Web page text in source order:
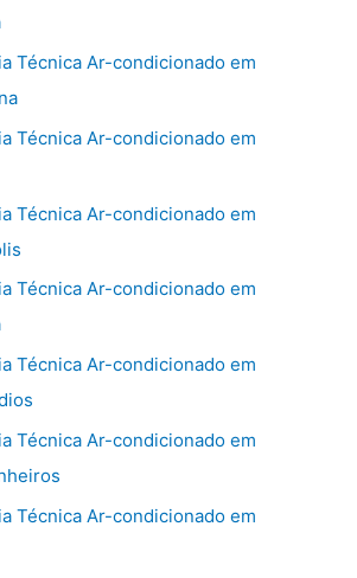
Técnica Ar-condicionado em
Técnica Ar-condicionado em
Técnica Ar-condicionado em
Técnica Ar-condicionado em
Técnica Ar-condicionado em
Técnica Ar-condicionado em
Técnica Ar-condicionado em